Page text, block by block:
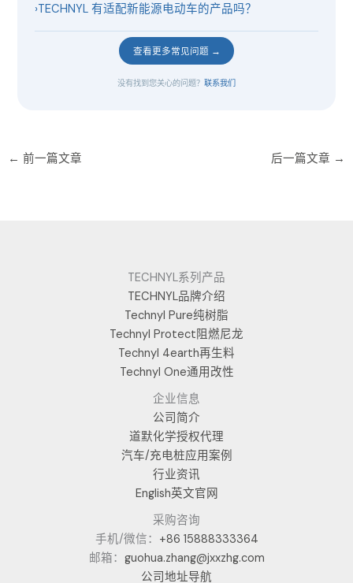
›TECHNYL 有适配新能源电动车的产品吗？
查看更多常见问题 →
没有找到您关心的问题？ 联系我们
← 前一篇文章 后一篇文章 →
TECHNYL系列产品
TECHNYL品牌介绍
Technyl Pure纯树脂
Technyl Protect阻燃尼龙
Technyl 4earth再生料
Technyl One通用改性
企业信息
公司简介
道默化学授权代理
汽车/充电桩应用案例
行业资讯
English英文官网
采购咨询
手机/微信： +86 15888333364
邮箱： guohua.zhang@jxxzhg.com
公司地址导航